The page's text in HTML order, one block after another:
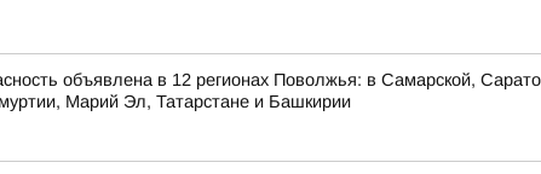
объявлена в 12 регионах Поволжья: в Самарской,
Марий Эл, Татарстане и Башкирии